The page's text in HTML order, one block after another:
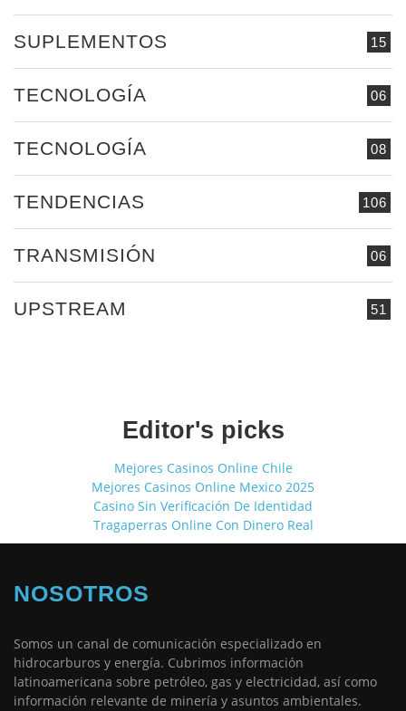
15
SUPLEMENTOS
06
TECNOLOGÍA
08
TECNOLOGÍA
106
TENDENCIAS
06
TRANSMISIÓN
51
UPSTREAM
Editor's picks
Mejores Casinos Online Chile
Mejores Casinos Online Mexico 2025
Casino Sin Verificación De Identidad
Tragaperras Online Con Dinero Real
NOSOTROS
Somos un canal de comunicación especializado en
hidrocarburos y energía. Cubrimos información
latinoamericana sobre petróleo, gas y electricidad, así como
información relevante de minería y asuntos ambientales.